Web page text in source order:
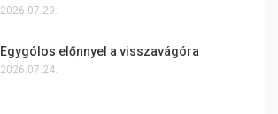
2026.07.29.
Egygólos előnnyel a visszavágóra
2026.07.24.